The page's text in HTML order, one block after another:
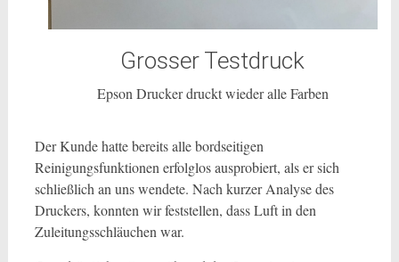
Grosser Testdruck
Epson Drucker druckt wieder alle Farben
Der Kunde hatte bereits alle bordseitigen
Reinigungsfunktionen erfolglos ausprobiert, als er sich
schließlich an uns wendete. Nach kurzer Analyse des
Druckers, konnten wir feststellen, dass Luft in den
Zuleitungsschläuchen war.